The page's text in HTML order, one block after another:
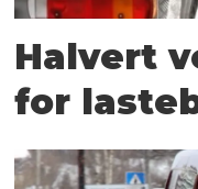
Halvert
for